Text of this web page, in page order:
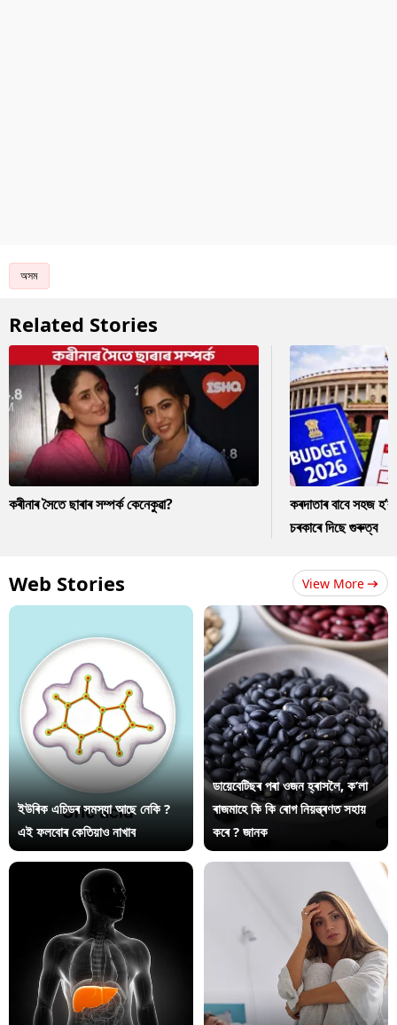
অসম
Related Stories
কৰীনাৰ সৈতে ছাৰাৰ সম্পৰ্ক কেনেকুৱা?
কৰদাতাৰ বাবে সহজ
চৰকাৰে দিছে গুৰুত্ব
Web Stories View More
ইউৰিক এচিডৰ সমস্যা আছে নেকি ?
এই ফলবোৰ কেতিয়াও নাখাব
ডায়েবেটিছৰ পৰা ওজন হ্ৰাসলৈ, ক’লা
ৰাজমাহে কি কি ৰোগ নিয়ন্ত্ৰণত সহায়
কৰে ? জানক